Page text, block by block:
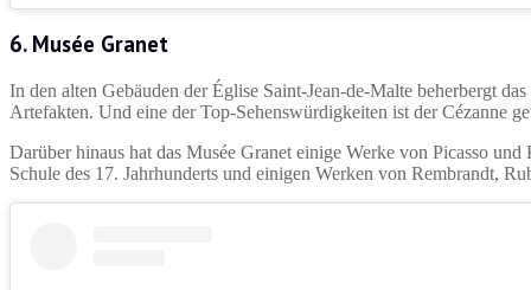
6. Musée Granet
In den alten Gebäuden der Église Saint-Jean-de-Malte beherbergt
Artefakten. Und eine der Top-Sehenswürdigkeiten ist der Cézanne
Darüber hinaus hat das Musée Granet einige Werke von Picasso
Schule des 17. Jahrhunderts und einigen Werken von Rembrandt,